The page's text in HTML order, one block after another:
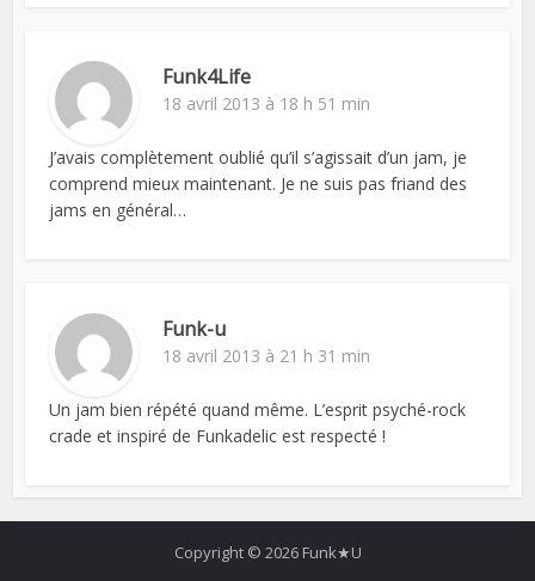
Funk4Life
18 avril 2013 à 18 h 51 min
J’avais complètement oublié qu’il s’agissait d’un jam, je
comprend mieux maintenant. Je ne suis pas friand des
jams en général…
Funk-u
18 avril 2013 à 21 h 31 min
Un jam bien répété quand même. L’esprit psyché-rock
crade et inspiré de Funkadelic est respecté !
Copyright © 2026 Funk★U